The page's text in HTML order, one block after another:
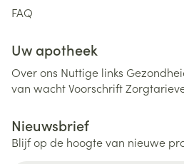
FAQ
Uw apotheek
Over ons Nuttige links
van wachtVoorschrift
Nieuwsbrief
Blijf op de hoogte van nieuwe